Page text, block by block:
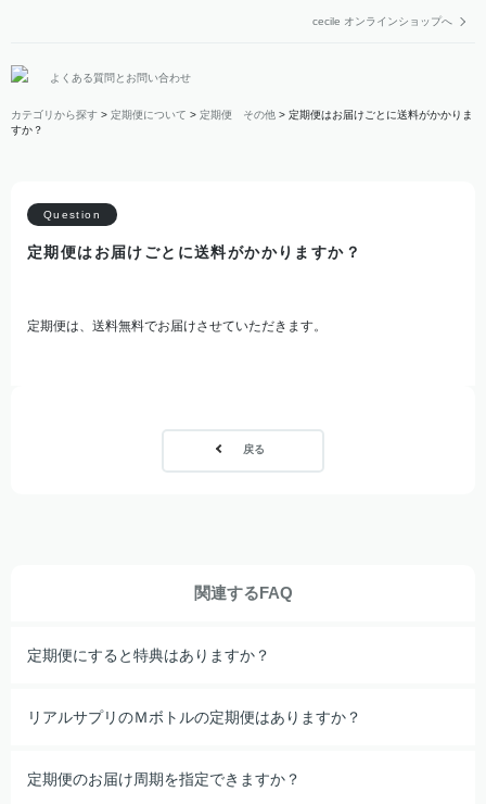
cecile オンラインショップへ
よくある質問とお問い合わせ
カテゴリから探す > 定期便について > 定期便 その他 > 定期便はお届けごとに送料がかかりま
すか？
定期便はお届けごとに送料がかかりますか？
定期便は、送料無料でお届けさせていただきます。
戻る
関連するFAQ
定期便にすると特典はありますか？
リアルサプリのＭボトルの定期便はありますか？
定期便のお届け周期を指定できますか？